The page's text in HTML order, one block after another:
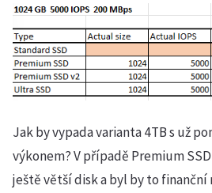
Jak by vypada varianta 4TB s už
výkonem? V případě Premium
ještě větší disk a byl by to finanční